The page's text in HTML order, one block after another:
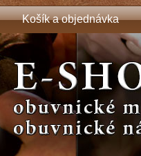
Košík a objednávka